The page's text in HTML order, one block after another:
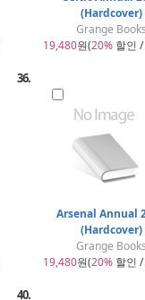
(Hardcover)
Grange Books
19,480원(20% 할인
36.
Arsenal Annual
(Hardcover)
Grange Books
19,480원(20% 할인
40.